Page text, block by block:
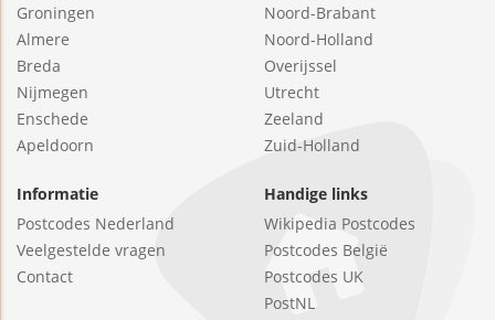
Groningen
Almere
Breda
Nijmegen
Enschede
Apeldoorn
Noord-Brabant
Noord-Holland
Overijssel
Utrecht
Zeeland
Zuid-Holland
Informatie
Postcodes Nederland
Veelgestelde vragen
Contact
Handige links
Wikipedia Postcodes
Postcodes België
Postcodes UK
PostNL